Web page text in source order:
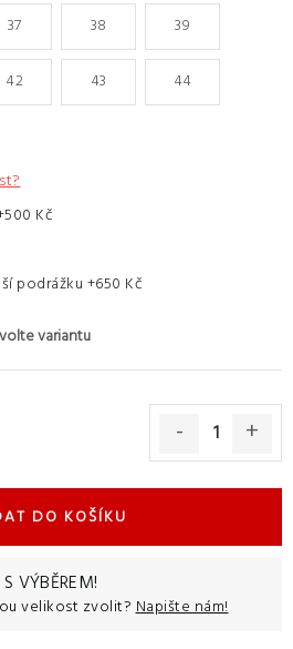
37 38 39
42 43 44
Kč
podrážku +650 Kč
DO KOŠÍKU
VÝBĚREM!
velikost zvolit? Napište nám!